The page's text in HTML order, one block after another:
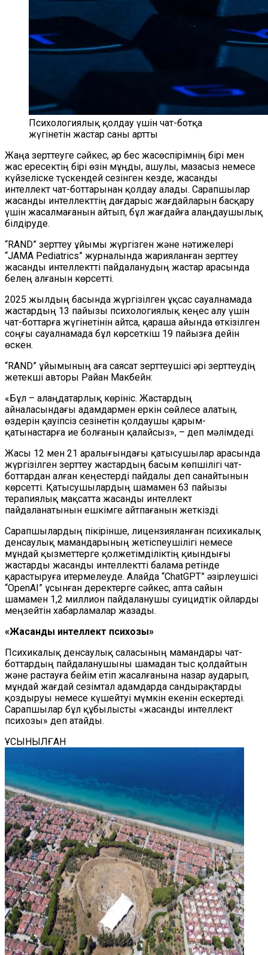
Психологиялық қолдау үшін чат-ботқа
жүгінетін жастар саны артты
Жаңа зерттеуге сәйкес, әр бес жасөспірімнің бірі мен
жас ересектің бірі өзін мұңды, ашулы, мазасыз немесе
күйзеліске түскендей сезінген кезде, жасанды
интеллект чат-боттарынан қолдау алады. Сарапшылар
жасанды интеллекттің дағдарыс жағдайларын басқару
үшін жасалмағанын айтып, бұл жағдайға алаңдаушылық
білдіруде.
“RAND” зерттеу ұйымы жүргізген және нәтижелері
“JAMA Pediatrics” журналында жарияланған зерттеу
жасанды интеллектті пайдаланудың жастар арасында
белең алғанын көрсетті.
2025 жылдың басында жүргізілген ұқсас сауалнамада
жастардың 13 пайызы психологиялық кеңес алу үшін
чат-боттарға жүгінетінін айтса, қараша айында өткізілген
соңғы сауалнамада бұл көрсеткіш 19 пайызға дейін
өскен.
“RAND” ұйымының аға саясат зерттеушісі әрі зерттеудің
жетекші авторы Райан Макбейн:
«Бұл – алаңдатарлық көрініс. Жастардың
айналасындағы адамдармен еркін сөйлесе алатын,
өздерін қауіпсіз сезінетін қолдаушы қарым-
қатынастарға ие болғанын қалайсыз», – деп мәлімдеді.
Жасы 12 мен 21 аралығындағы қатысушылар арасында
жүргізілген зерттеу жастардың басым көпшілігі чат-
боттардан алған кеңестерді пайдалы деп санайтынын
көрсетті. Қатысушылардың шамамен 63 пайызы
терапиялық мақсатта жасанды интеллект
пайдаланатынын ешкімге айтпағанын жеткізді.
Сарапшылардың пікірінше, лицензияланған психикалық
денсаулық мамандарының жетіспеушілігі немесе
мұндай қызметтерге қолжетімділіктің қиындығы
жастарды жасанды интеллектті балама ретінде
қарастыруға итермелеуде. Алайда “ChatGPT” әзірлеушісі
“OpenAI” ұсынған деректерге сәйкес, апта сайын
шамамен 1,2 миллион пайдаланушы суицидтік ойларды
меңзейтін хабарламалар жазады.
«Жасанды интеллект психозы»
Психикалық денсаулық саласының мамандары чат-
боттардың пайдаланушыны шамадан тыс қолдайтын
және растауға бейім етіп жасалғанына назар аударып,
мұндай жағдай сезімтал адамдарда сандырақтарды
қоздыруы немесе күшейтуі мүмкін екенін ескертеді.
Сарапшылар бұл құбылысты «жасанды интеллект
психозы» деп атайды.
ҰСЫНЫЛҒАН